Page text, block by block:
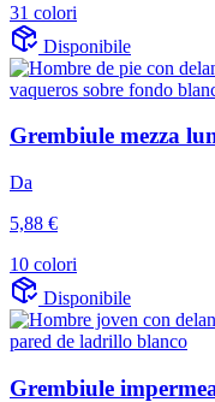
31 colori
Disponibile
Grembiule mezza
Da
5,88 €
10 colori
Disponibile
Grembiule